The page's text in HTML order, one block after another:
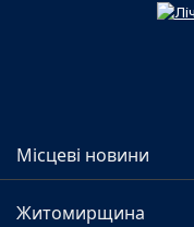
Місцеві новини
Житомирщина